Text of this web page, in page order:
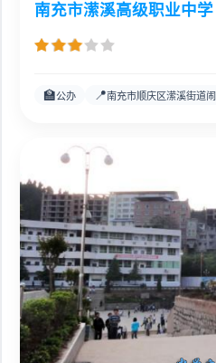
南充市潆溪高级职业中学
🏫公办 📍南充市顺庆区潆溪街道闹